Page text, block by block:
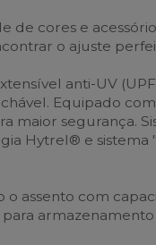
de cores e
o ajuste
anti-UV
Equipado
maior segurança.
Hytrel® e sistema
o assento com
armazenamento